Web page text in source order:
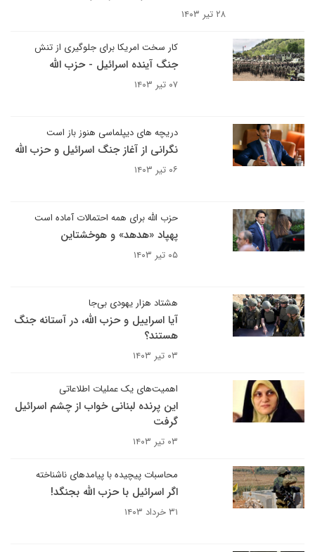
۲۸ تیر ۱۴۰۳
کار سخت امریکا برای جلوگیری از تنش
جنگ آینده اسرائیل - حزب الله
۰۷ تیر ۱۴۰۳
دریچه های دیپلماسی هنوز باز است
نگرانی از آغاز جنگ اسرائیل و حزب الله
۰۶ تیر ۱۴۰۳
حزب الله برای همه احتمالات آماده است
پهپاد «هدهد» و هوخشتاین
۰۵ تیر ۱۴۰۳
هشتاد هزار یهودی بی‌جا
آیا اسراییل و حزب الله، در آستانه جنگ
هستند؟
۰۳ تیر ۱۴۰۳
اهمیت‌های یک عملیات اطلاعاتی
این پرنده لبنانی خواب از چشم اسرائیل
گرفت
۰۳ تیر ۱۴۰۳
محاسبات پیچیده با پیامدهای ناشناخته
اگر اسرائیل با حزب الله بجنگد!
۳۱ خرداد ۱۴۰۳